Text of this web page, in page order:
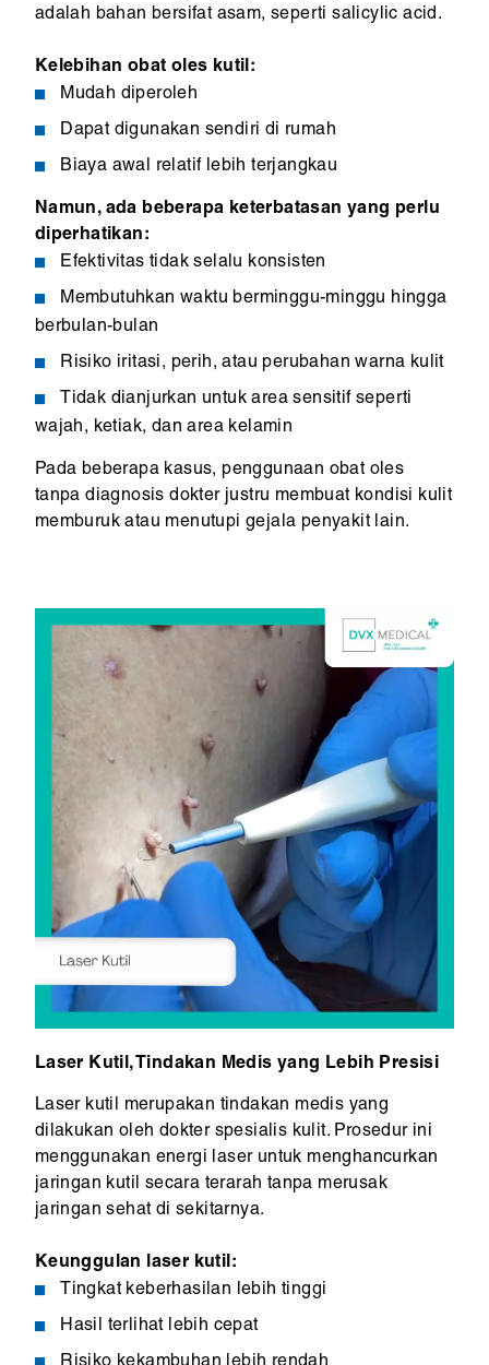
adalah bahan bersifat asam, seperti salicylic acid.
Kelebihan obat oles kutil:
Mudah diperoleh
Dapat digunakan sendiri di rumah
Biaya awal relatif lebih terjangkau
Namun, ada beberapa keterbatasan yang perlu
diperhatikan:
Efektivitas tidak selalu konsisten
Membutuhkan waktu berminggu-minggu hingga
berbulan-bulan
Risiko iritasi, perih, atau perubahan warna kulit
Tidak dianjurkan untuk area sensitif seperti
wajah, ketiak, dan area kelamin
Pada beberapa kasus, penggunaan obat oles
tanpa diagnosis dokter justru membuat kondisi kulit
memburuk atau menutupi gejala penyakit lain.
Laser Kutil, Tindakan Medis yang Lebih Presisi
Laser kutil merupakan tindakan medis yang
dilakukan oleh dokter spesialis kulit. Prosedur ini
menggunakan energi laser untuk menghancurkan
jaringan kutil secara terarah tanpa merusak
jaringan sehat di sekitarnya.
Keunggulan laser kutil:
Tingkat keberhasilan lebih tinggi
Hasil terlihat lebih cepat